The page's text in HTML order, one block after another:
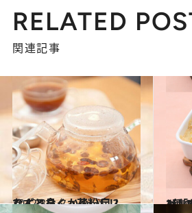
RELATED
関連記事
2012.3.3
ぐずる鼻、かゆい目！ なんとなく…花粉症!?
ライフスタイル 2種のソースで作るグラタン「
グル